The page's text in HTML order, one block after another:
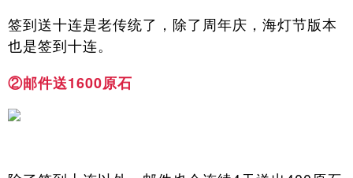
签到送十连是老传统了，除了周年庆，海灯节版本
也是签到十连。
②邮件送1600原石